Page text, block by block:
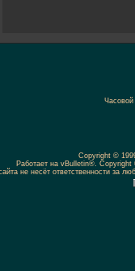
Copyright ©
Работает на vBulletin®.
не несёт ответственности за